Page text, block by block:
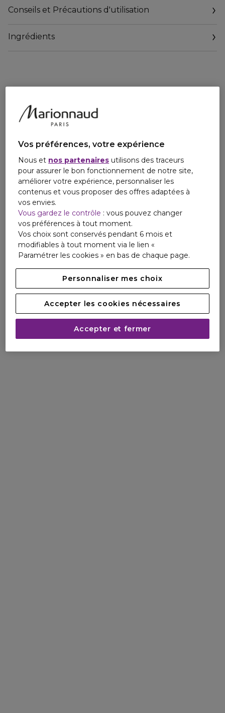
Il lisse visiblement les rides et les ridules, renforce la
fermeté de la peau et stimule le renouvellement cellulaire,
visiblement rajeunie.
Conseils et Précautions d'utilisation
Ingrédients
Vos préférences, votre expérience
Nous et nos partenaires utilisons des traceurs
pour assurer le bon fonctionnement de notre site,
améliorer votre expérience, personnaliser les
contenus et vous proposer des offres adaptées à
vos envies.
Vous gardez le contrôle : vous pouvez changer
vos préférences à tout moment.
Vos choix sont conservés pendant 6 mois et
modifiables à tout moment via le lien «
Paramétrer les cookies » en bas de chaque page.
Personnaliser mes choix
Accepter les cookies nécessaires
Accepter et fermer